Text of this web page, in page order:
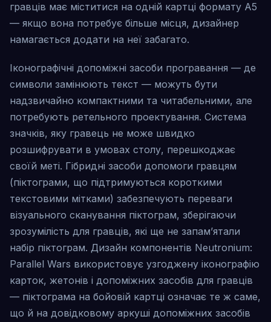
гравців має міститися на одній картці формату A5
— якщо вона потребує більше місця, дизайнер
намагається додати на неї забагато.
Іконографічні допоміжні засоби програвання — де
символи замінюють текст — можуть бути
надзвичайно компактними та читабельними, але
потребують ретельного проектування. Система
значків, яку гравець не може швидко
розшифрувати в умовах столу, перешкоджає
своїй меті. Гібридні засоби допомоги гравцям
(піктограми, що підтримуються короткими
текстовими мітками) забезпечують переваги
візуального сканування піктограм, зберігаючи
зрозумілість для гравців, які ще не запам’ятали
набір піктограм. Дизайн компонентів Neutronium:
Parallel Wars використовує узгоджену іконографію
карток, жетонів і допоміжних засобів для гравців
— піктограма на бойовій картці означає те ж саме,
що й на довідковому аркуші допоміжних засобів